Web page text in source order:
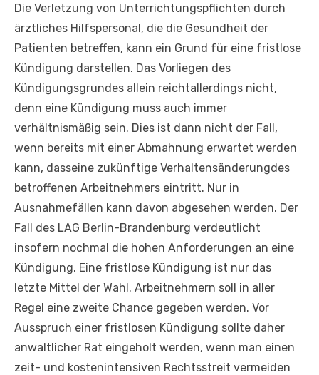
Die Verletzung von Unterrichtungspflichten durch
ärztliches Hilfspersonal, die die Gesundheit der
Patienten betreffen, kann ein Grund für eine fristlose
Kündigung darstellen. Das Vorliegen des
Kündigungsgrundes allein reichtallerdings nicht,
denn eine Kündigung muss auch immer
verhältnismäßig sein. Dies ist dann nicht der Fall,
wenn bereits mit einer Abmahnung erwartet werden
kann, dasseine zukünftige Verhaltensänderungdes
betroffenen Arbeitnehmers eintritt. Nur in
Ausnahmefällen kann davon abgesehen werden. Der
Fall des LAG Berlin-Brandenburg verdeutlicht
insofern nochmal die hohen Anforderungen an eine
Kündigung. Eine fristlose Kündigung ist nur das
letzte Mittel der Wahl. Arbeitnehmern soll in aller
Regel eine zweite Chance gegeben werden. Vor
Ausspruch einer fristlosen Kündigung sollte daher
anwaltlicher Rat eingeholt werden, wenn man einen
zeit- und kostenintensiven Rechtsstreit vermeiden